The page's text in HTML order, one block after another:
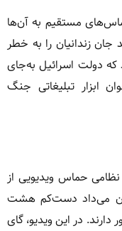
مستقیم به آن‌ها
زندانیان را به خطر
که دولت اسرائیل به‌جای
ابزار تبلیغاتی جنگ
حماس ویدیویی از
می‌داد دست‌کم هشت
دارند. در این ویدیو، گای